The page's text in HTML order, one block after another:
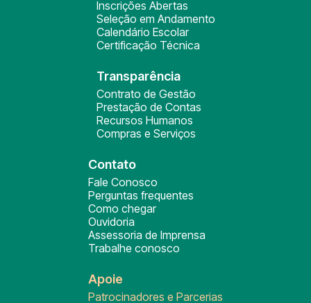
Inscrições Abertas
Seleção em Andamento
Calendário Escolar
Certificação Técnica
Transparência
Contrato de Gestão
Prestação de Contas
Recursos Humanos
Compras e Serviços
Contato
Fale Conosco
Perguntas frequentes
Como chegar
Ouvidoria
Assessoria de Imprensa
Trabalhe conosco
Apoie
Patrocinadores e Parcerias